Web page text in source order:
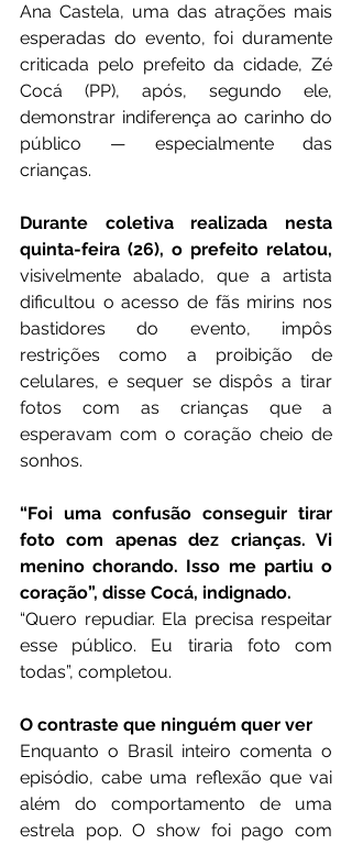
Ana Castela, uma das atrações mais
esperadas do evento, foi duramente
criticada pelo prefeito da cidade, Zé
Cocá (PP), após, segundo ele,
demonstrar indiferença ao carinho do
público — especialmente das
crianças.
Durante coletiva realizada nesta
quinta-feira (26), o prefeito relatou,
visivelmente abalado, que a artista
dificultou o acesso de fãs mirins nos
bastidores do evento, impôs
restrições como a proibição de
celulares, e sequer se dispôs a tirar
fotos com as crianças que a
esperavam com o coração cheio de
sonhos.
“Foi uma confusão conseguir tirar
foto com apenas dez crianças. Vi
menino chorando. Isso me partiu o
coração”, disse Cocá, indignado.
“Quero repudiar. Ela precisa respeitar
esse público. Eu tiraria foto com
todas”, completou.
O contraste que ninguém quer ver
Enquanto o Brasil inteiro comenta o
episódio, cabe uma reflexão que vai
além do comportamento de uma
estrela pop. O show foi pago com